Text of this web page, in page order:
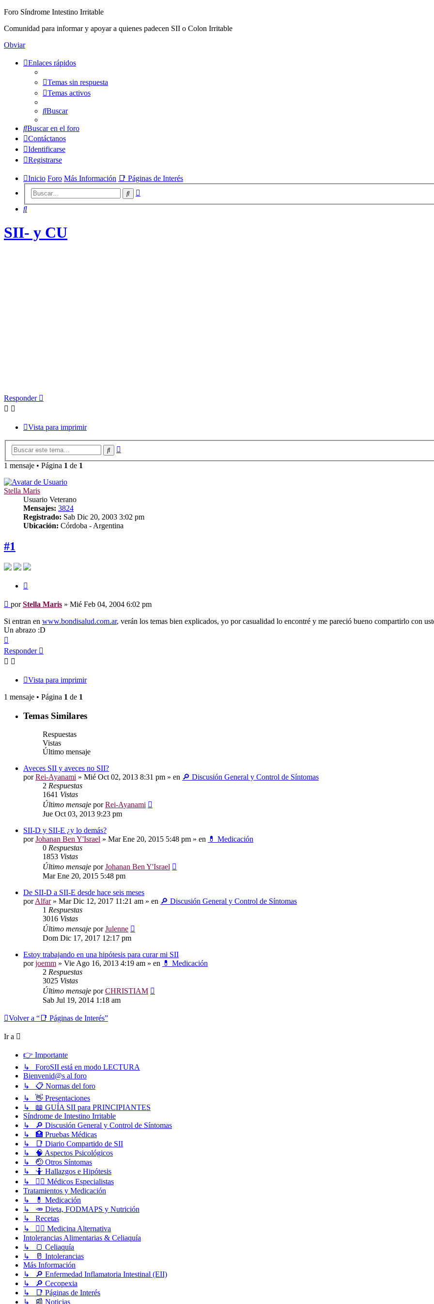
Foro Síndrome Intestino Irritable
Comunidad para informar y apoyar a quienes padecen SII o Colon Irritable
Obviar
Enlaces rápidos
Temas sin respuesta
Temas activos
Buscar
Buscar en el foro
Contáctanos
Identificarse
Registrarse
Inicio Foro Más Información 📑 Páginas de Interés
Buscar
Buscar
SII- y CU
Responder
Vista para imprimir
Buscar
1 mensaje • Página 1 de 1
Stella Maris
Usuario Veterano
Mensajes: 3824
Registrado: Sab Dic 20, 2003 3:02 pm
Ubicación: Córdoba - Argentina
#1
Mensaje
porStella Maris » Mié Feb 04, 2004 6:02 pm
Si entran en www.bondisalud.com.ar, verán los temas bien explicados, yo por casualidad lo encontré y me pareció bueno compartirlo con
Un abrazo :D
Responder
Vista para imprimir
1 mensaje • Página 1 de 1
Temas Similares
Respuestas
Vistas
Último mensaje
Aveces SII y aveces no SII?
porRei-Ayanami » Mié Oct 02, 2013 8:31 pm » en 🔎 Discusión General y Control de Síntomas
2 Respuestas
1641 Vistas
Último mensaje porRei-Ayanami
Jue Oct 03, 2013 9:23 pm
SII-D y SII-E ¿y lo demás?
porJohanan Ben Y'Israel » Mar Ene 20, 2015 5:48 pm » en 💊 Medicación
0 Respuestas
1853 Vistas
Último mensaje porJohanan Ben Y'Israel
Mar Ene 20, 2015 5:48 pm
De SII-D a SII-E desde hace seis meses
porAlfar» Mar Dic 12, 2017 11:21 am » en 🔎 Discusión General y Control de Síntomas
1 Respuestas
3016 Vistas
Último mensaje porJulenne
Dom Dic 17, 2017 12:17 pm
Estoy trabajando en una hipótesis para curar mi SII
porjoemm » Vie Ago 16, 2013 4:19 am » en 💊 Medicación
2 Respuestas
3025 Vistas
Último mensaje porCHRISTIAM
Sab Jul 19, 2014 1:18 am
Volver a “📑 Páginas de Interés”
Ir a
👉 Importante
↳ ForoSII está en modo LECTURA
Bienvenid@s al foro
↳ 📋 Normas del foro
↳ 👋 Presentaciones
↳ 📖 GUÍA SII para PRINCIPIANTES
Síndrome de Intestino Irritable
↳ 🔎 Discusión General y Control de Síntomas
↳ 🏥 Pruebas Médicas
↳ 📑 Diario Compartido de SII
↳ 🧠 Aspectos Psicológicos
↳ 🤕 Otros Síntomas
↳ 🤷 Hallazgos e Hipótesis
↳ 👩‍⚕️ Médicos Especialistas
Tratamientos y Medicación
↳ 💊 Medicación
↳ 🥕 Dieta, FODMAPS y Nutrición
↳ Recetas
↳ 💆‍♂️ Medicina Alternativa
Intolerancias Alimentarias & Celiaquía
↳ 🍞 Celiaquía
↳ 🥛 Intolerancias
Más Información
↳ 🔎 Enfermedad Inflamatoria Intestinal (EII)
↳ 🔎 Cecopexia
↳ 📑 Páginas de Interés
↳ 📰 Noticias